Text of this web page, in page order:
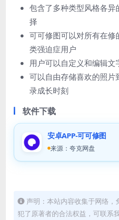
包含了多种类型风格各
择
可可修图可以对所有在
类强迫症用户
用户可以自定义和编辑
可以自由存储喜欢的照
录成长时刻
软件下载
安卓APP-可可修图
来源：夸克网盘
声明：本站内容收集于网络，
犯了原著者的合法权益，可联系